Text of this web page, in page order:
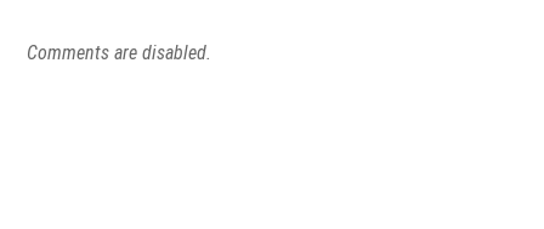
Comments are disabled.